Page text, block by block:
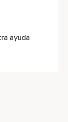
ayuda